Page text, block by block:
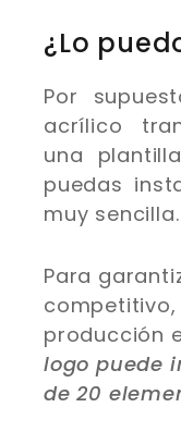
¿Lo
Por
acrílico
una
puedas
muy sencilla.
Para
producción
logo puede
de 20